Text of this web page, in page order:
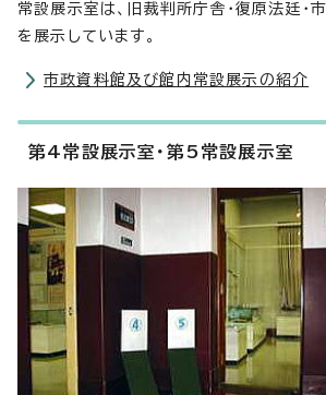
常設展示室は、旧裁判所庁舎・復原法廷・
を展示しています。
市政資料館及び館内常設展示の紹介
第4常設展示室・第5常設展示室